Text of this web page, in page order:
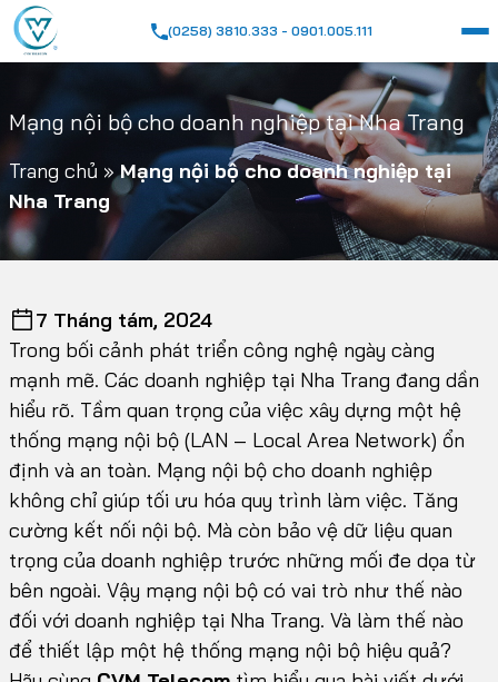
(0258) 3810.333 - 0901.005.111
Mạng nội bộ cho doanh nghiệp tại Nha Trang
Trang chủ »Mạng nội bộ cho doanh nghiệp tại
Nha Trang
7 Tháng tám, 2024
Trong bối cảnh phát triển công nghệ ngày càng
mạnh mẽ. Các doanh nghiệp tại Nha Trang đang dần
hiểu rõ. Tầm quan trọng của việc xây dựng một hệ
thống mạng nội bộ (LAN – Local Area Network) ổn
định và an toàn. Mạng nội bộ cho doanh nghiệp
không chỉ giúp tối ưu hóa quy trình làm việc. Tăng
cường kết nối nội bộ. Mà còn bảo vệ dữ liệu quan
trọng của doanh nghiệp trước những mối đe dọa từ
bên ngoài. Vậy mạng nội bộ có vai trò như thế nào
đối với doanh nghiệp tại Nha Trang. Và làm thế nào
để thiết lập một hệ thống mạng nội bộ hiệu quả?